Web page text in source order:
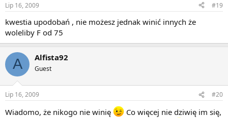
Lip 16, 2009 #19
kwestia upodobań , nie możesz jednak winić innych że
woleliby F od 75
A Alfista92
Guest
Lip 16, 2009 #20
Wiadomo, że nikogo nie winię
Co więcej nie dziwię im się,